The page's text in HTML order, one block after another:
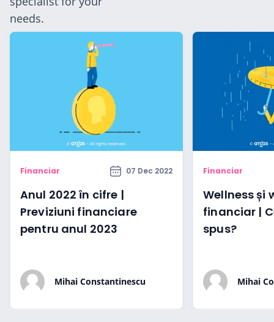
needs.
Financiar 07 Dec 2022
Anul 2022 în cifre |
Previziuni financiare
pentru anul 2023
Mihai Constantinescu
Financiar
Wellness și
financiar |
spus?
Mihai